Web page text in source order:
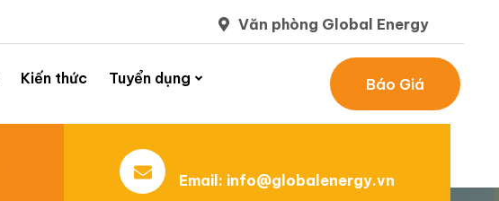
Văn phòng Global Energy
Kiến thức Tuyển dụng Báo Giá
Email: info@globalenergy.vn